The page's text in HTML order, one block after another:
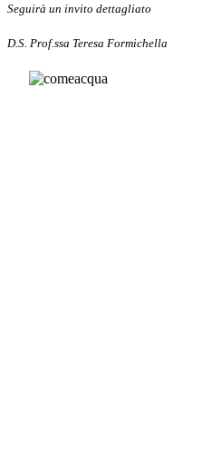
Seguirà un invito dettagliato
D.S. Prof.ssa Teresa Formichella